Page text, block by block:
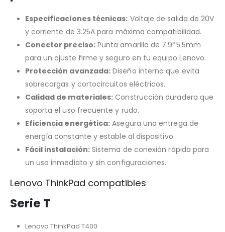
Especificaciones técnicas: Voltaje de salida de 20V
y corriente de 3.25A para máxima compatibilidad.
Conector preciso:Punta amarilla de 7.9*5.5mm
para un ajuste firme y seguro en tu equipo Lenovo.
Protección avanzada: Diseño interno que evita
sobrecargas y cortocircuitos eléctricos.
Calidad de materiales: Construcción duradera que
soporta el uso frecuente y rudo.
Eficiencia energética: Asegura una entrega de
energía constante y estable al dispositivo.
Fácil instalación:Sistema de conexión rápida para
un uso inmediato y sin configuraciones.
Lenovo ThinkPad compatibles
Serie T
Lenovo ThinkPad T400